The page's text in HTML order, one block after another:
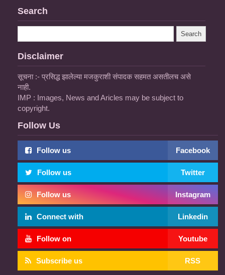
Search
Disclaimer
सूचना :- प्रसिद्ध झालेल्या मजकुराशी संपादक सहमत असतीलच असे
नाही.
IMP : Images, News and Aricles may be subject to
copyright.
Follow Us
Follow us Facebook
Follow us Twitter
Follow us Instagram
Connect with Linkedin
Follow on Youtube
Subscribe us RSS